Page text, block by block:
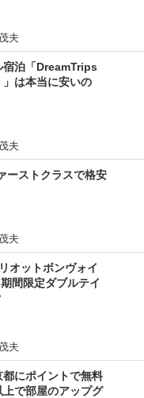
夫
宿泊「DreamTrips
」は本当に安いの
夫
ーストクラスで格安
夫
オットボンヴォイ
間限定ダブルテイ
夫
都にポイントで無料
で部屋のアップグ